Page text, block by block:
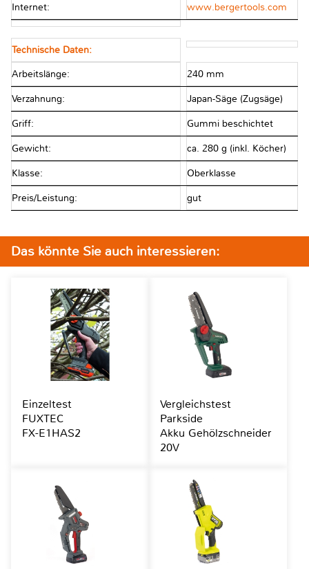
Internet: www.bergertools.com
Technische Daten:
Arbeitslänge: 240 mm
Verzahnung: Japan-Säge (Zugsäge)
Griff: Gummi beschichtet
Gewicht: ca. 280 g (inkl. Köcher)
Klasse: Oberklasse
Preis/Leistung: gut
Das könnte Sie auch interessieren:
Einzeltest
FUXTEC
FX-E1HAS2
Vergleichstest
Parkside
Akku Gehölzschneider
20V